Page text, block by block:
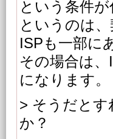
という条件が
というのは
ISPも一部に
その場合は
になります。
> そうだと
か？